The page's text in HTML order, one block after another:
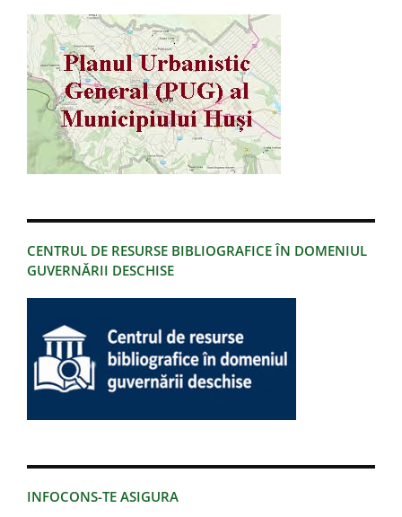
CENTRUL DE RESURSE BIBLIOGRAFICE ÎN DOMENIUL
GUVERNĂRII DESCHISE
INFOCONS-TE ASIGURA